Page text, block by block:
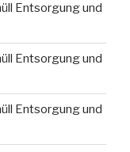
Entsorgung und
Entsorgung und
Entsorgung und